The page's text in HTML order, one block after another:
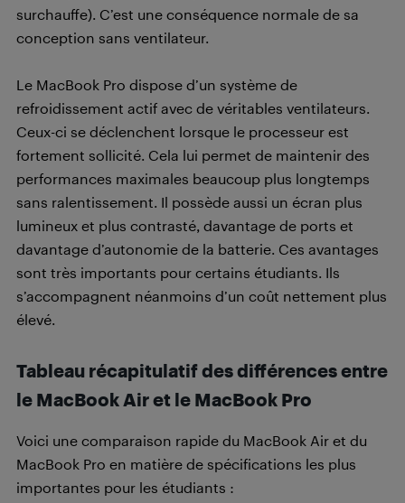
surchauffe). C’est une conséquence normale de sa
conception sans ventilateur.
Le MacBook Pro dispose d’un système de
refroidissement actif avec de véritables ventilateurs.
Ceux-ci se déclenchent lorsque le processeur est
fortement sollicité. Cela lui permet de maintenir des
performances maximales beaucoup plus longtemps
sans ralentissement. Il possède aussi un écran plus
lumineux et plus contrasté, davantage de ports et
davantage d’autonomie de la batterie. Ces avantages
sont très importants pour certains étudiants. Ils
s’accompagnent néanmoins d’un coût nettement plus
élevé.
Tableau récapitulatif des différences entre
le MacBook Air et le MacBook Pro
Voici une comparaison rapide du MacBook Air et du
MacBook Pro en matière de spécifications les plus
importantes pour les étudiants :